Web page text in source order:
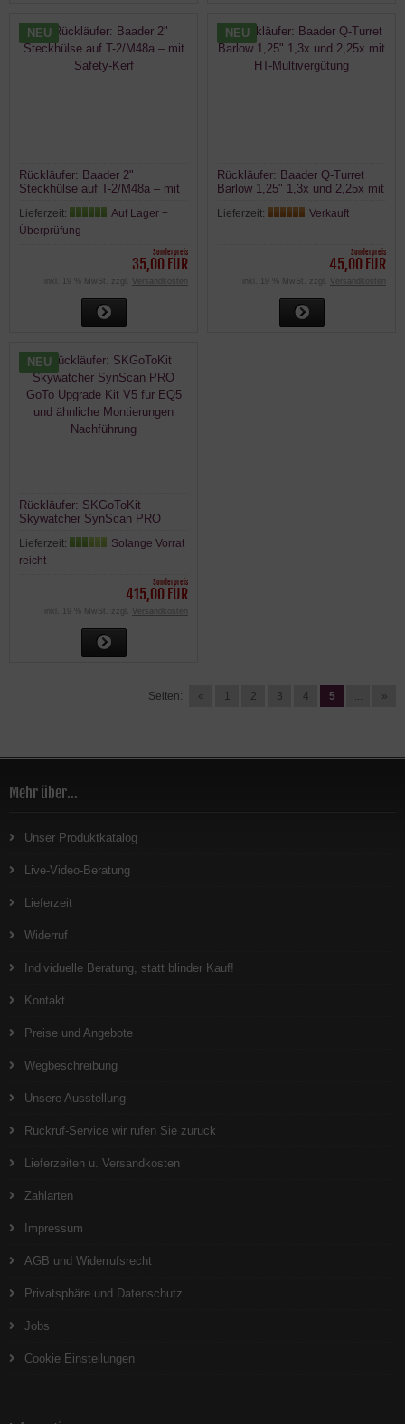
NEU
Rückläufer: Baader 2"
Steckhülse auf T-2/M48a – mit
Lieferzeit:
Auf Lager +
Überprüfung
Sonderpreis
35,00 EUR
inkl. 19 % MwSt. zzgl. Versandkosten
NEU
Rückläufer: Baader Q-Turret
Barlow 1,25" 1,3x und 2,25x mit
Lieferzeit: Verkauft
Sonderpreis
45,00 EUR
inkl. 19 % MwSt. zzgl. Versandkosten
NEU
Rückläufer: SKGoToKit
Skywatcher SynScan PRO
und ähnliche Montierungen
Nachführung
Lieferzeit:
Solange Vorrat
reicht
Sonderpreis
415,00 EUR
inkl. 19 % MwSt. zzgl. Versandkosten
Seiten: « 1 2 3 4 5 ... »
Mehr über...
Unser Produktkatalog
Live-Video-Beratung
Lieferzeit
Widerruf
Individuelle Beratung, statt blinder Kauf!
Kontakt
Preise und Angebote
Wegbeschreibung
Unsere Ausstellung
Rückruf-Service wir rufen Sie zurück
Lieferzeiten u. Versandkosten
Zahlarten
Impressum
AGB und Widerrufsrecht
Privatsphäre und Datenschutz
Jobs
Cookie Einstellungen